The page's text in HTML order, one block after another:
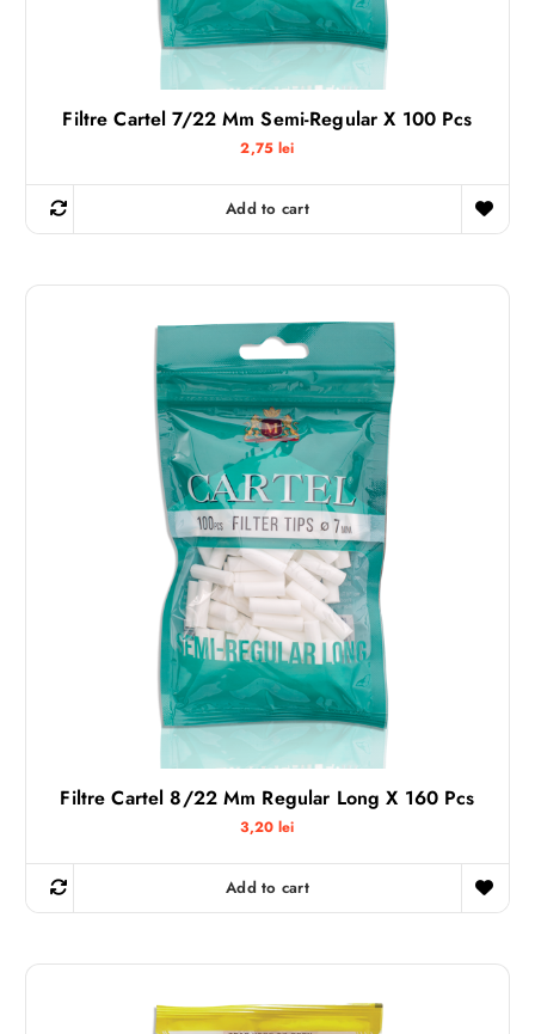
Filtre Cartel 7/22 Mm Semi-Regular X 100 Pcs
2,75lei
Add to cart
Filtre Cartel 8/22 Mm Regular Long X 160 Pcs
3,20lei
Add to cart